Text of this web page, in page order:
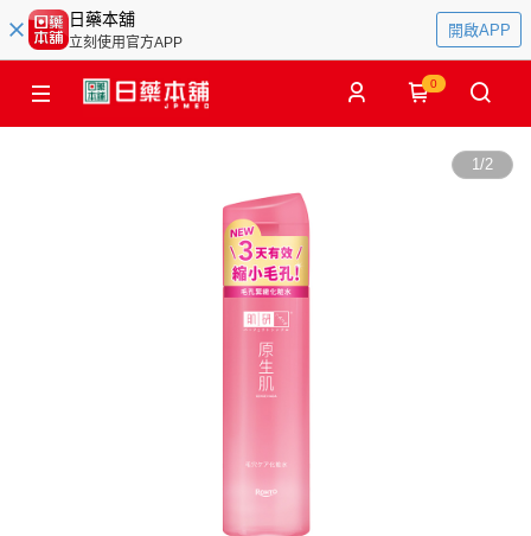
日藥本舖
立刻使用官方APP
開啟APP
0
1/2